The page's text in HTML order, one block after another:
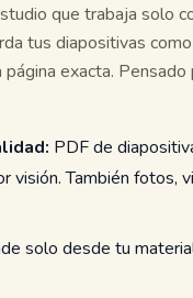
que trabaja solo
tus diapositivas
exacta.
PDF de
visión. También fotos,
solo desde tu